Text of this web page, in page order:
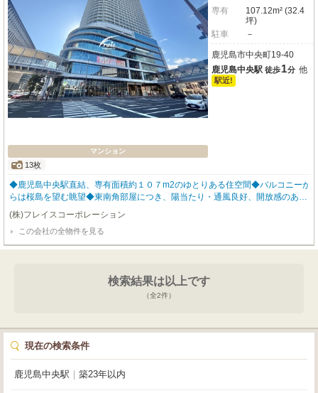
マンション
13枚
専有
107.12m² (32.4
坪)
駐車
－
鹿児島市中央町19-40
鹿児島中央駅 徒歩1分 他
駅近!
◆鹿児島中央駅直結、専有面積約１０７m2のゆとりある住空間◆バルコニーか
らは桜島を望む眺望◆東南角部屋につき、陽当たり・通風良好、開放感のある
明るい住空間◆２面バルコニー設計により、採光・通風性に優れた角住戸◆約
２０帖超のリビング・ダイニングは、開放感のある寛ぎの空間◆約１１帖超の
主寝室はゆとりある広さに加え、壁一面に収納を設けた機能的な空間◆キッチ
ンから洗面室・１６２０サイズの浴室へとつながるスムーズな家事動線◆鹿児
(株)フレイスコーポレーション
この会社の全物件を見る
検索結果は以上です
（全2件）
現在の検索条件
鹿児島中央駅 築23年以内